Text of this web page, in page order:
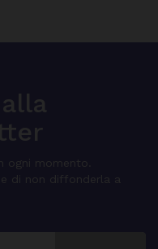
ogni momento.
di non diffonderla a